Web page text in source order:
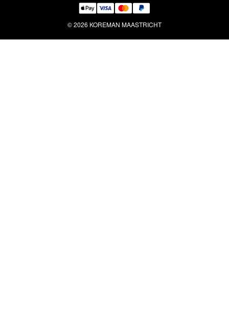
© 2026 KOREMAN MAASTRICHT